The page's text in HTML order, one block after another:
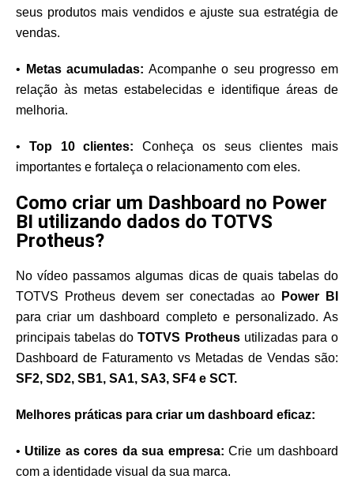
seus produtos mais vendidos e ajuste sua estratégia de
vendas.
• Metas acumuladas: Acompanhe o seu progresso em
relação às metas estabelecidas e identifique áreas de
melhoria.
• Top 10 clientes: Conheça os seus clientes mais
importantes e fortaleça o relacionamento com eles.
Como criar um Dashboard no Power
BI utilizando dados do TOTVS
Protheus?
No vídeo passamos algumas dicas de quais tabelas do
TOTVS Protheus devem ser conectadas ao
Power BI
para criar um dashboard completo e personalizado. As
principais tabelas doTOTVS Protheusutilizadas para o
Dashboard de Faturamento vs Metadas de Vendas são:
SF2, SD2, SB1, SA1, SA3, SF4 e SCT.
Melhores práticas para criar um dashboard eficaz:
• Utilize as cores da sua empresa: Crie um dashboard
com a identidade visual da sua marca.